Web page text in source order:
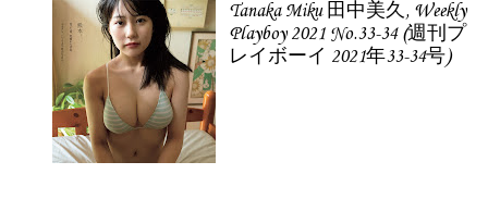
Tanaka Miku 田中美久, Weekly
Playboy 2021 No.33-34 (週刊プ
レイボーイ 2021年33-34号)